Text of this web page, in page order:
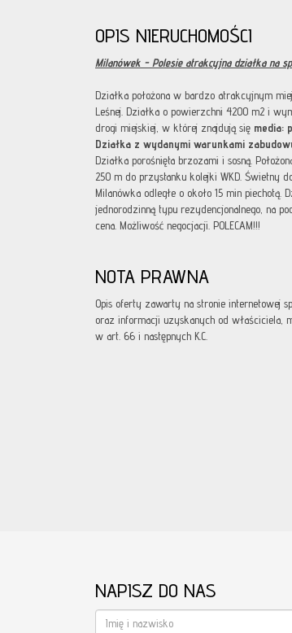
OPIS NIERUCHOMOŚCI
Milanówek - Polesie atrakcyjna działka na
Działka położona w bardzo atrakcyjnym
Leśnej. Działka o powierzchni 4200 m2 i
drogi miejskiej, w której znajdują się media:
Działka z wydanymi warunkami
Działka porośnięta brzozami i sosną.
250 m do przystanku kolejki WKD. Świetny
Milanówka odległe o około 15 min piechotą.
jednorodzinną typu rezydencjonalnego, na
cena. Możliwość negocjacji. POLECAM!!!
NOTA PRAWNA
Opis oferty zawarty na stronie internetowej
oraz informacji uzyskanych od właściciela,
w art. 66 i następnych K.C.
NAPISZ DO NAS